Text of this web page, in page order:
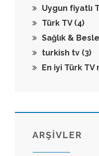
Uygun fiyatlı
Türk TV (4)
Sağlık &
turkish tv (3)
En iyi Türk TV
ARŞİVLER